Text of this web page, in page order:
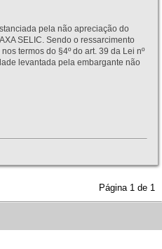
pela não apreciação do
SELIC. Sendo o ressarcimento
termos do §4º do art. 39 da Lei nº
levantada pela embargante não
Página 1 de 1